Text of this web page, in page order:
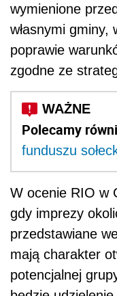
wymienione
własnymi gminy,
poprawie
zgodne ze
Polecamy
funduszu
W ocenie RIO w
gdy imprezy
przedstawiane
mają charakter
potencjalnej